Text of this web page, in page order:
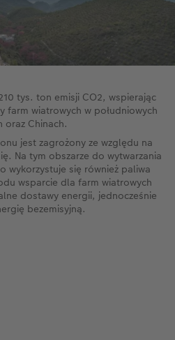
tys. ton emisji CO2, wspierając
farm wiatrowych w południowych
oraz Chinach.
jest zagrożony ze względu na
Na tym obszarze do wytwarzania
wykorzystuje się również paliwa
wsparcie dla farm wiatrowych
dostawy energii, jednocześnie
bezemisyjną.